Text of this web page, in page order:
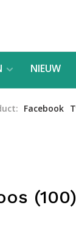
NIEUW
Facebook